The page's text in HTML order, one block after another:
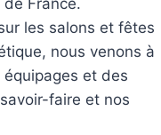
les salons et fêtes
nous venons à
et des
faire et nos